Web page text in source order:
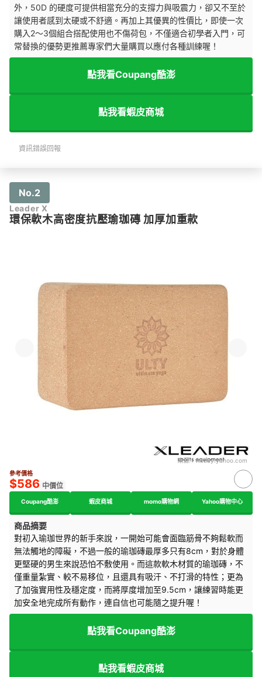
外，50D 的硬度可提供相當充分的支撐力與吸震力，卻又不至於
讓使用者感到太硬或不舒適。再加上其優異的性價比，即使一次
購入2～3個組合搭配使用也不傷荷包，不僅適合初學者入門，可
常替換的優勢更推薦專家們大量購買以應付各種訓練喔！
點我看Coupang酷澎
點我看蝦皮商城
資訊錯誤回報
No.2
Leader X
環保軟木高密度抗壓瑜珈磚 加厚加重款
來源： tw.buy.yahoo.com
參考價格
$586 中價位
Coupang酷澎 蝦皮商城 momo購物網 Yahoo購物中心
商品摘要
對初入瑜珈世界的新手來說，一開始可能會面臨筋骨不夠鬆軟而
無法觸地的障礙，不過一般的瑜珈磚最厚多只有8cm，對於身體
更堅硬的男生來說恐怕不敷使用。而這款軟木材質的瑜珈磚，不
僅重量紮實、較不易移位，且還具有吸汗、不打滑的特性；更為
了加強實用性及穩定度，而將厚度增加至9.5cm，讓練習時能更
加安全地完成所有動作，連自信也可能隨之提升喔！
點我看Coupang酷澎
點我看蝦皮商城